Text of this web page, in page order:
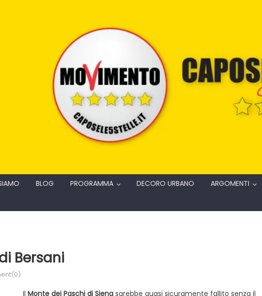
BLOG PROGRAMMA DECORO URBANO ARGOMENTI
Bersani
Il Monte dei Paschi di Siena sarebbe quasi sicuramente fallito senza il